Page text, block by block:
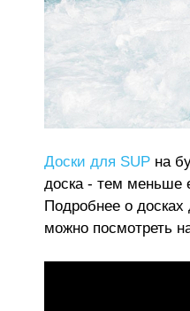
Доски для SUP на
доска - тем меньше
Подробнее о
можно посмотреть